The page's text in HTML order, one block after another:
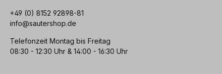
+49 (0) 8152 92898-81
info@sautershop.de
Telefonzeit Montag bis Freitag
08:30 - 12:30 Uhr & 14:00 - 16:30 Uhr